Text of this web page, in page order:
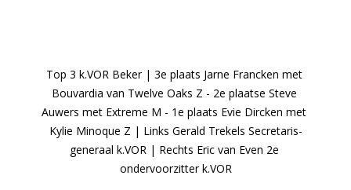
Top 3 k.VOR Beker | 3e plaats Jarne Francken met
Bouvardia van Twelve Oaks Z - 2e plaatse Steve
Auwers met Extreme M - 1e plaats Evie Dircken met
Kylie Minoque Z | Links Gerald Trekels Secretaris-
generaal k.VOR | Rechts Eric van Even 2e
ondervoorzitter k.VOR